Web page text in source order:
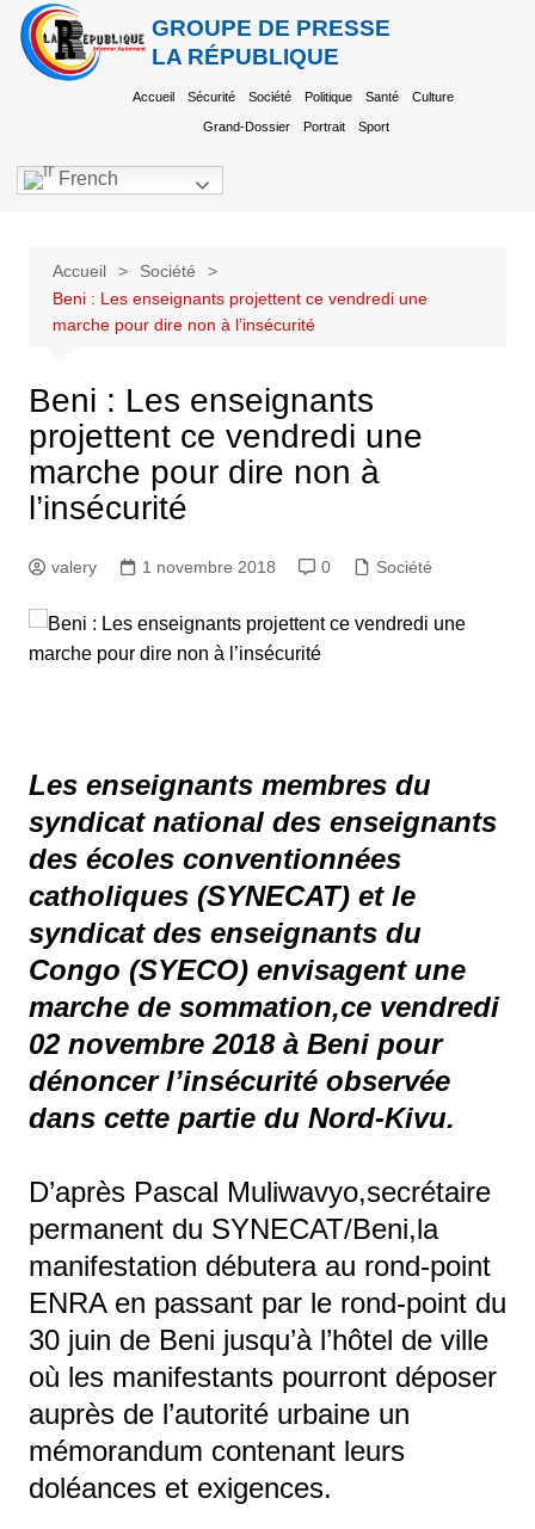
GROUPE DE PRESSE
LA RÉPUBLIQUE
Accueil Sécurité Société Politique Santé Culture
Grand-Dossier Portrait Sport
French
Accueil
Société
Beni : Les enseignants projettent ce vendredi une
marche pour dire non à l’insécurité
Beni : Les enseignants
projettent ce vendredi une
marche pour dire non à
l’insécurité
valery 1 novembre 2018 0 Société
Les enseignants membres du
syndicat national des enseignants
des écoles conventionnées
catholiques (SYNECAT) et le
syndicat des enseignants du
Congo (SYECO) envisagent une
marche de sommation,ce vendredi
02 novembre 2018 à Beni pour
dénoncer l’insécurité observée
dans cette partie du Nord-Kivu.
D’après Pascal Muliwavyo,secrétaire
permanent du SYNECAT/Beni,la
manifestation débutera au rond-point
ENRA en passant par le rond-point du
30 juin de Beni jusqu’à l’hôtel de ville
où les manifestants pourront déposer
auprès de l’autorité urbaine un
mémorandum contenant leurs
doléances et exigences.